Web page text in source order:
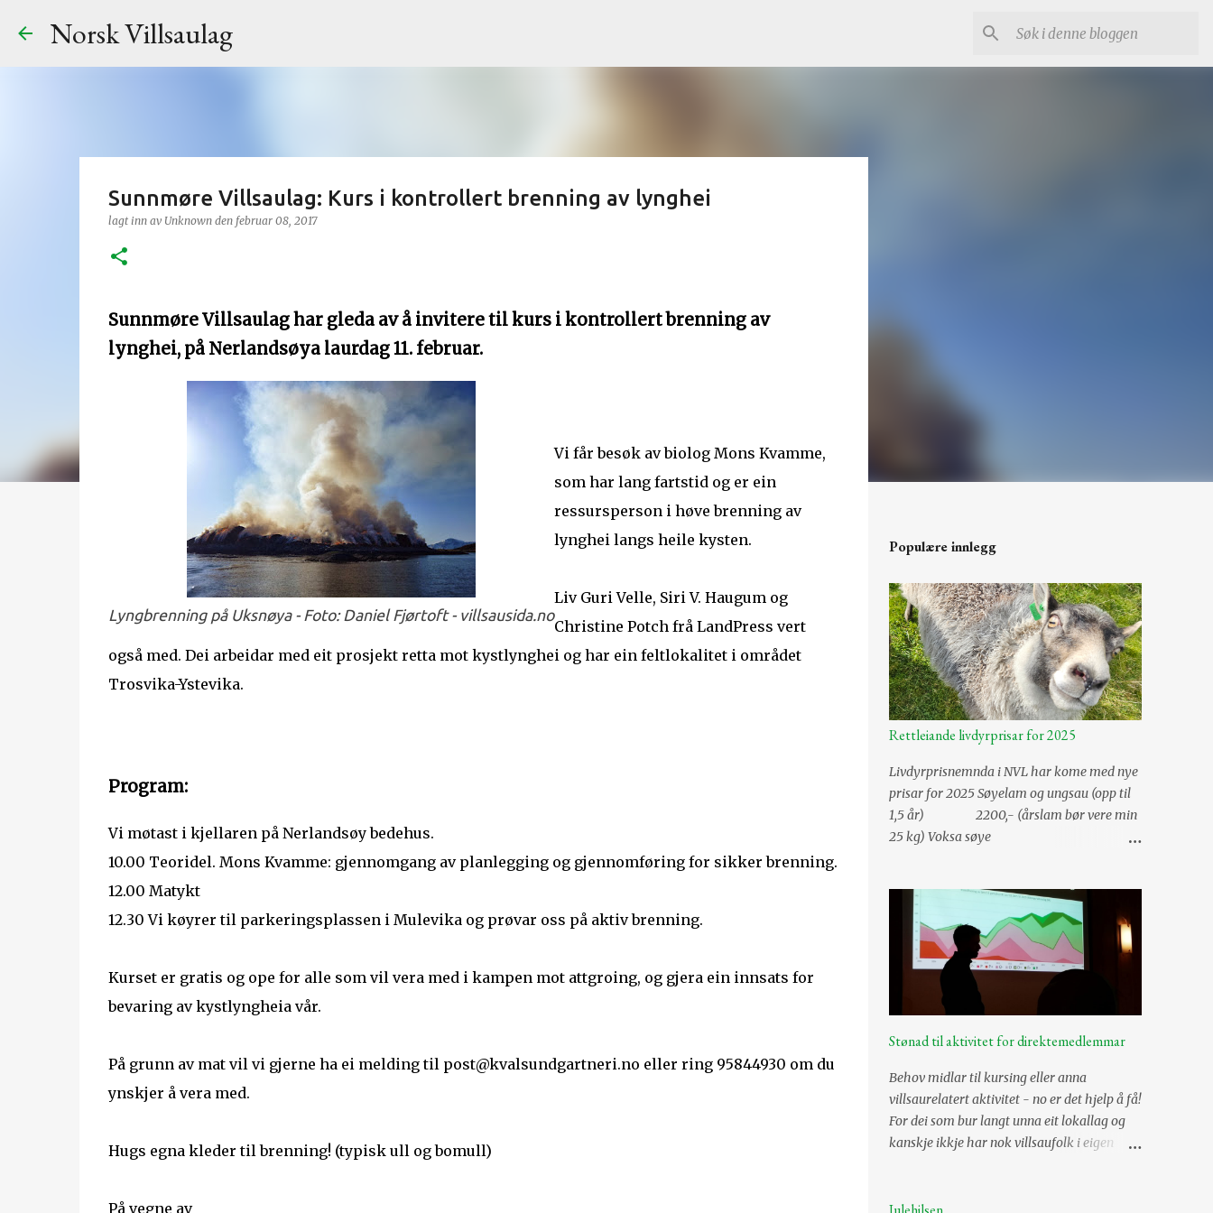
Norsk Villsaulag
Sunnmøre Villsaulag: Kurs i kontrollert brenning av lynghei
lagt inn av Unknown den februar 08, 2017
Sunnmøre Villsaulag har gleda av å invitere til kurs i kontrollert brenning av
lynghei, på Nerlandsøya laurdag 11. februar.
Lyngbrenning på Uksnøya - Foto: Daniel Fjørtoft - villsausida.no
Vi får besøk av biolog Mons Kvamme,
som har lang fartstid og er ein
ressursperson i høve brenning av
lynghei langs heile kysten.
Liv Guri Velle, Siri V. Haugum og
Christine Potch frå LandPress vert
også med. Dei arbeidar med eit prosjekt retta mot kystlynghei og har ein feltlokalitet i området
Trosvika-Ystevika.
Program:
Vi møtast i kjellaren på Nerlandsøy bedehus.
10.00 Teoridel. Mons Kvamme: gjennomgang av planlegging og gjennomføring for sikker brenning.
12.00 Matykt
12.30 Vi køyrer til parkeringsplassen i Mulevika og prøvar oss på aktiv brenning.
Kurset er gratis og ope for alle som vil vera med i kampen mot attgroing, og gjera ein innsats for
bevaring av kystlyngheia vår.
På grunn av mat vil vi gjerne ha ei melding til post@kvalsundgartneri.no eller ring 95844930 om du
ynskjer å vera med.
Hugs egna kleder til brenning! (typisk ull og bomull)
På vegne av
Populære innlegg
Rettleiande livdyrprisar for 2025
Livdyrprisnemnda i NVL har kome med nye
prisar for 2025 Søyelam og ungsau (opp til
1,5 år) 2200,- (årslam bør vere min
25 kg) Voksa søye
3000,- (årslam bør vere min
30 kg) Risbit og 2,5 år gammal vêr
3500,- Alderstrekk vêrar pr år frå og
med fylte 3,5 år -500,- Tillegg for
Stønad til aktivitet for direktemedlemmar
Behov midlar til kursing eller anna
villsaurelatert aktivitet - no er det hjelp å få!
For dei som bur langt unna eit lokallag og
kanskje ikkje har nok villsaufolk i eigen
eit godt alternativ. Talet på desse er aukane,